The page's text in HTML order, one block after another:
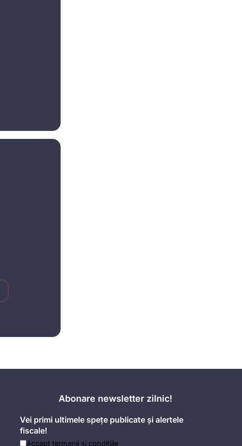
Abonare newsletter zilnic!
Vei primi ultimele spețe publicate și alertele
fiscale!
Accept termenii și condițiile